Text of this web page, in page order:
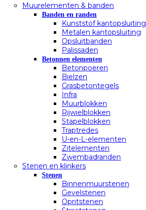
Muurelementen & banden
Banden en randen
Kunststof kantopsluiting
Metalen kantopsluiting
Opsluitbanden
Palissaden
Betonnen elementen
Betonpoeren
Bielzen
Grasbetontegels
Infra
Muurblokken
Rijwielblokken
Stapelblokken
Traptredes
U-en-L-elementen
Zitelementen
Zwembadranden
Stenen en klinkers
Stenen
Binnenmuurstenen
Gevelstenen
Opritstenen